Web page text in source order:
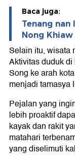
Baca juga:
Tenang nan
Nong Khiaw
Selain itu, wisata
Aktivitas duduk
Song ke arah
menjadi tamasya
Pejalan yang
lebih proaktif
kayak dan rakit
matahari
yang diselimuti